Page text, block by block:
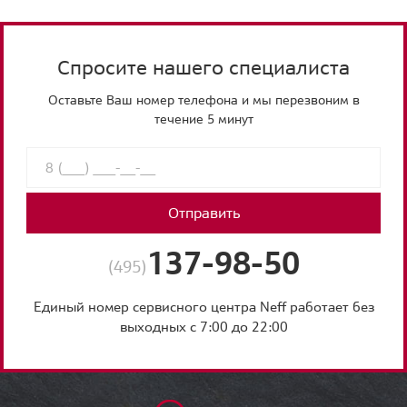
Спросите нашего специалиста
Оставьте Ваш номер телефона и мы перезвоним в
течение 5 минут
Отправить
(495) 137-98-50
Единый номер сервисного центра Neff работает без
выходных с 7:00 до 22:00